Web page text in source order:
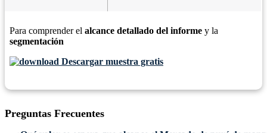
Para comprender el alcance detallado del informe y la
segmentación
Descargar muestra gratis
Preguntas Frecuentes